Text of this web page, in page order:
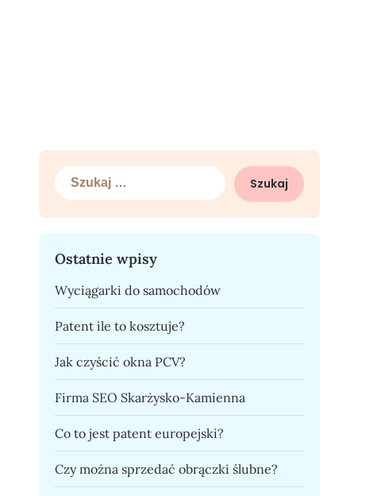
Szukaj:
Ostatnie wpisy
Wyciągarki do samochodów
Patent ile to kosztuje?
Jak czyścić okna PCV?
Firma SEO Skarżysko-Kamienna
Co to jest patent europejski?
Czy można sprzedać obrączki ślubne?